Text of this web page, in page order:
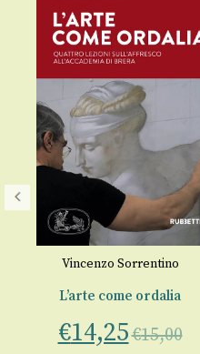
Vincenzo Sorrentino
L’arte come ordalia
€14,25€15,00